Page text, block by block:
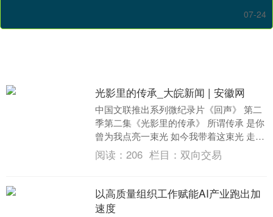
07-24
光影里的传承_大皖新闻 | 安徽网
中国文联推出系列微纪录片《回声》 第二
季第二集《光影里的传承》 所谓传承 是你
曾为我点亮一束光 如今我带着这束光 走向
更远的远方 一个名字，一声声“到” 六十
余....
阅读： 206 栏目： 双向交易
以高质量组织工作赋能AI产业跑出加
速度